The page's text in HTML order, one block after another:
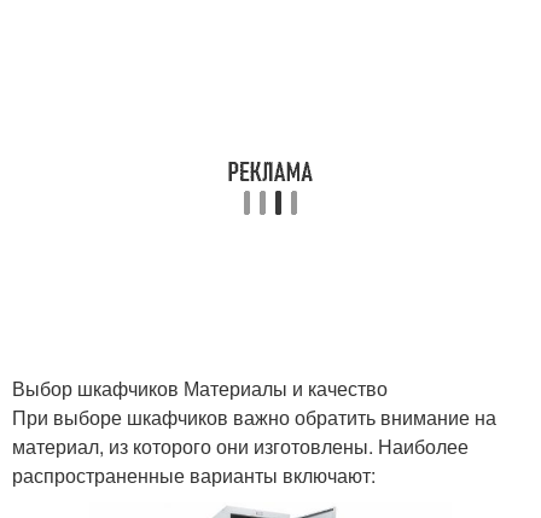
Выбор шкафчиков Материалы и качество
При выборе шкафчиков важно обратить внимание на
материал, из которого они изготовлены. Наиболее
распространенные варианты включают: